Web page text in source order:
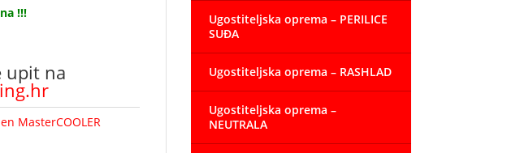
!!!
upit na
MasterCOOLER
Ugostiteljska oprema – PERILICE
SUĐA
Ugostiteljska oprema – RASHLAD
Ugostiteljska oprema –
NEUTRALA